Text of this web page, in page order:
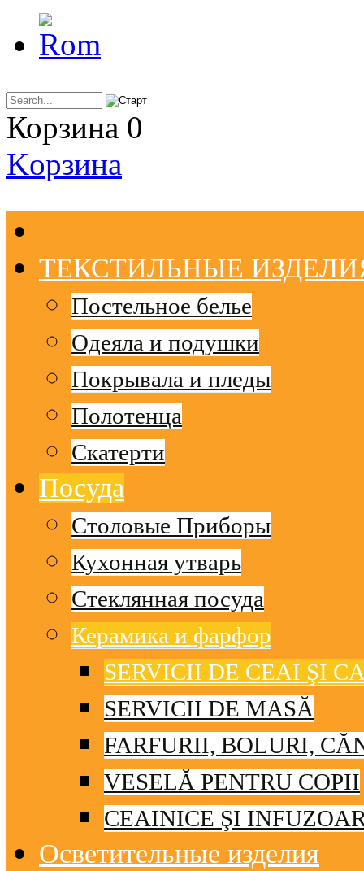
Корзина 0
Kорзинa
ТЕКСТИЛЬНЫЕ
Постельное белье
Одеяла и подушки
Покрывала и пледы
Полотенца
Скатерти
Посуда
Столовые Приборы
Кухонная утварь
Стеклянная посуда
Керамика и фарфор
SERVICII DE CEAI ŞI
SERVICII DE MASĂ
FARFURII, BOLURI,
VESELĂ PENTRU COPII
CEAINICE ŞI
Осветительные изделия